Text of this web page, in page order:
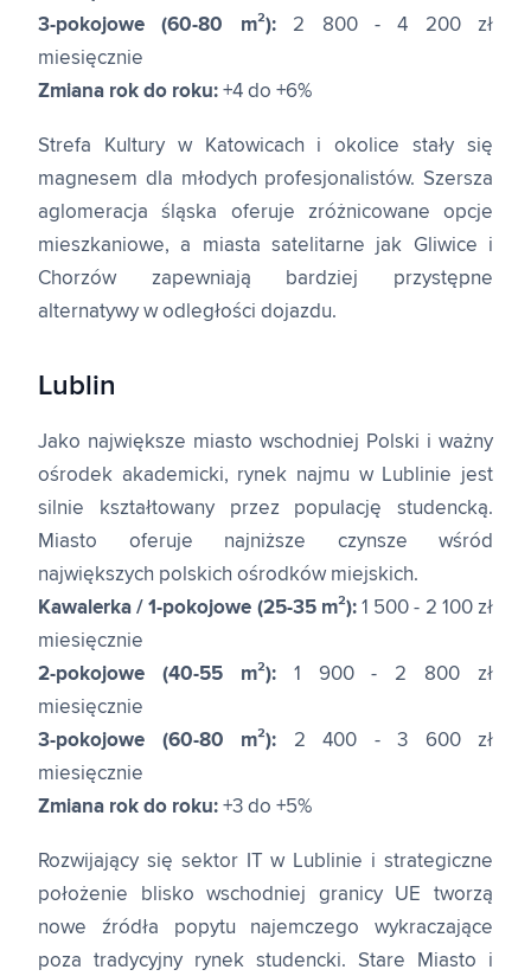
3-pokojowe (60-80 m²):2 800 - 4 200 zł
miesięcznie
Zmiana rok do roku: +4 do +6%
Strefa Kultury w Katowicach i okolice stały się
magnesem dla młodych profesjonalistów. Szersza
aglomeracja śląska oferuje zróżnicowane opcje
mieszkaniowe, a miasta satelitarne jak Gliwice i
Chorzów zapewniają bardziej przystępne
alternatywy w odległości dojazdu.
Lublin
Jako największe miasto wschodniej Polski i ważny
ośrodek akademicki, rynek najmu w Lublinie jest
silnie kształtowany przez populację studencką.
Miasto oferuje najniższe czynsze wśród
największych polskich ośrodków miejskich.
Kawalerka / 1-pokojowe (25-35 m²):1 500 - 2 100 zł
miesięcznie
2-pokojowe (40-55 m²):1 900 - 2 800 zł
miesięcznie
3-pokojowe (60-80 m²): 2 400 - 3 600 zł
miesięcznie
Zmiana rok do roku: +3 do +5%
Rozwijający się sektor IT w Lublinie i strategiczne
położenie blisko wschodniej granicy UE tworzą
nowe źródła popytu najemczego wykraczające
poza tradycyjny rynek studencki. Stare Miasto i